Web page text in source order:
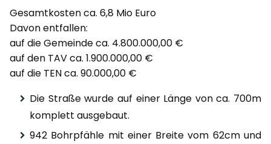
Gesamtkosten ca. 6,8 Mio Euro
Davon entfallen:
auf die Gemeinde ca. 4.800.000,00 €
auf den TAV ca. 1.900.000,00 €
auf die TEN ca. 90.000,00 €
Die Straße wurde auf einer Länge von ca. 700m
komplett ausgebaut.
942 Bohrpfähle mit einer Breite vom 62cm und